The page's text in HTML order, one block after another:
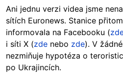
Ani jednu verzi videa jsme
sítích Euronews. Stanice
informovala na Facebooku (
i síti X (zde nebo zde). V
nezmiňuje hypotéza o
po Ukrajincích.